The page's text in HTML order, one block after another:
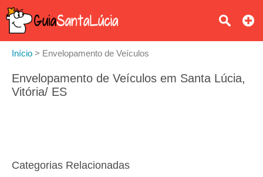
Início > Envelopamento de Veículos
Envelopamento de Veículos em Santa Lúcia,
Vitória/ ES
Categorias Relacionadas